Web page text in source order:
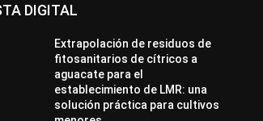
DIGITAL
Extrapolación de residuos de
fitosanitarios de cítricos a
aguacate para el
establecimiento de LMR: una
solución práctica para cultivos